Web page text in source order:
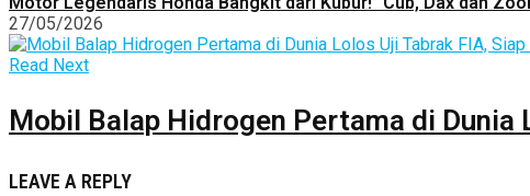
27/05/2026
Read Next
Mobil Balap Hidrogen Pertama di
LEAVE A REPLY